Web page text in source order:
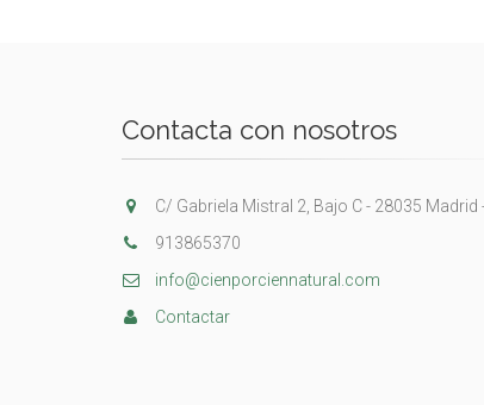
Contacta con nosotros
C/ Gabriela Mistral 2, Bajo C - 28035 Madrid
913865370
info@cienporciennatural.com
Contactar